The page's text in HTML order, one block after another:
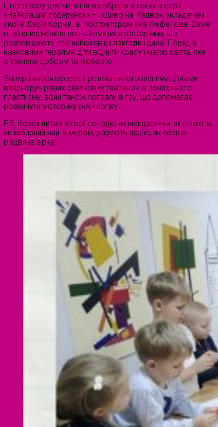
Цього разу для читання ми обрали книжку з серії
«Найкращий подарунок» – «Диво на Різдво», укладачем
якої є Дар’я Корній, а ілюстратором Яна Фефелова. Саме
в цій книзі можна познайомитися з історіями, що
розповідають про найцікавіші пригоди і дива. Поряд з
казковими героями, діти відчули красу і магію свята, яке
сповнене добром та любов’ю.
Завершилася весела ігротека виготовленням дітками
власноруч різних святкових тваринок із повітряного
пластиліну, вони також пограли в гру, що допомагає
розвинути моторику рук і логіку.
P.S. Кожні дитячі історії солодкі, як мандаринки, зігрівають,
як імбирний чай із медом, дарують надію, як перша
різдвяна зірка!